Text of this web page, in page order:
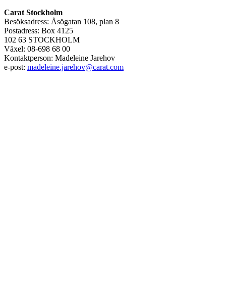
Carat Stockholm
Besöksadress: Åsögatan 108, plan 8
Postadress: Box 4125
102 63 STOCKHOLM
Växel: 08-698 68 00
Kontaktperson: Madeleine Jarehov
e-post: madeleine.jarehov@carat.com